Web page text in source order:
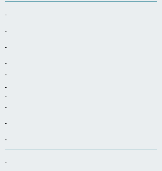
-
-
-
-
-
-
-
-
-
-
-